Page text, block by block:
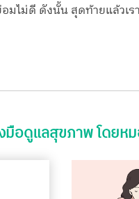
ไม่ดี ดังนั้น สุดท้ายแล้วเ
มือดูแลสุขภาพ โดยห